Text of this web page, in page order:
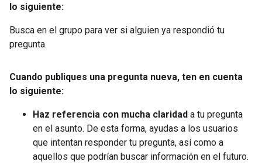
lo siguiente:
Busca en el grupo para ver si alguien ya respondió tu
pregunta.
Cuando publiques una pregunta nueva, ten en cuenta
lo siguiente:
Haz referencia con mucha claridad a tu pregunta
en el asunto. De esta forma, ayudas a los usuarios
que intentan responder tu pregunta, así como a
aquellos que podrían buscar información en el futuro.